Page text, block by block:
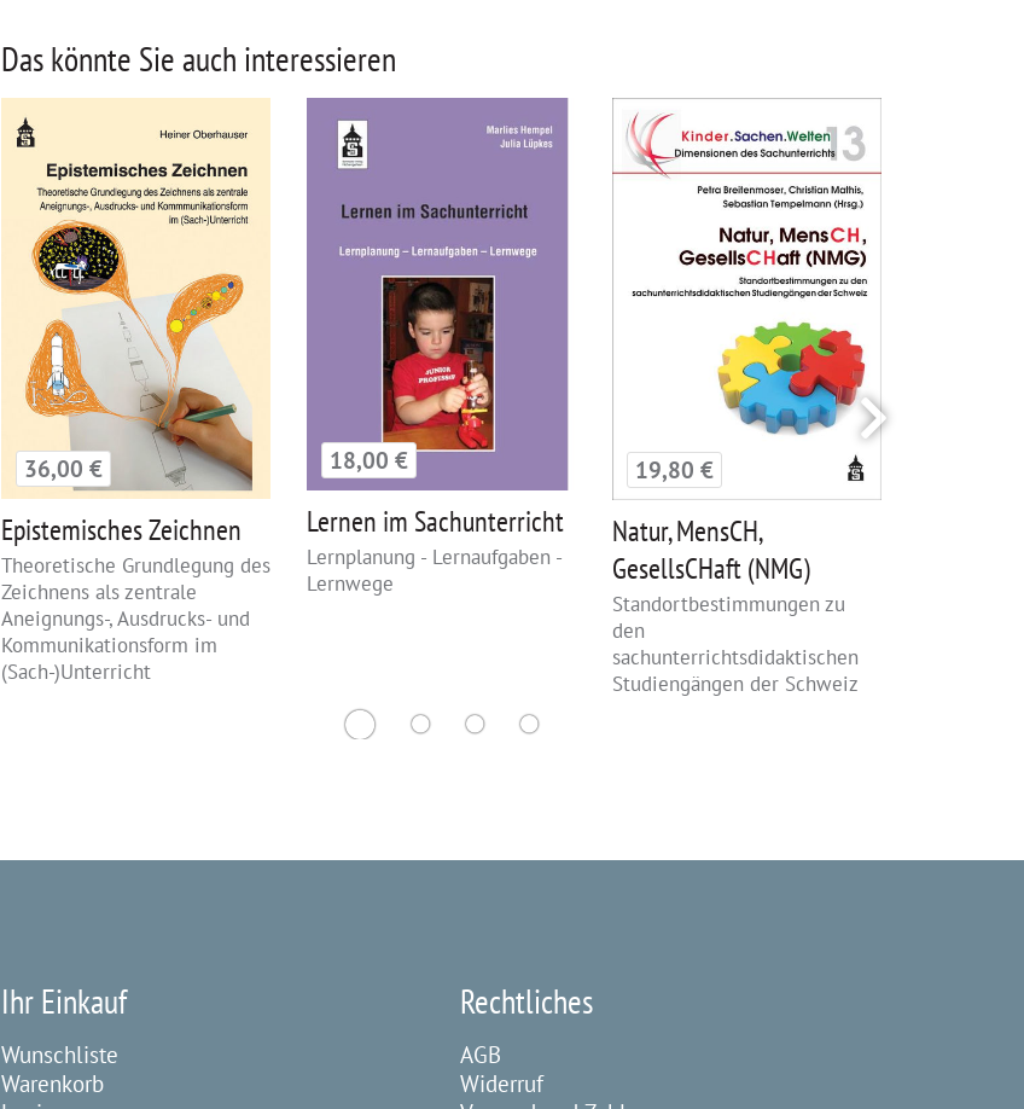
Das könnte Sie auch interessieren
36,00 €
Epistemisches Zeichnen
Theoretische Grundlegung des
Zeichnens als zentrale
Aneignungs-, Ausdrucks- und
Kommunikationsform im
(Sach-)Unterricht
18,00 €
Lernen im Sachunterricht
Lernplanung - Lernaufgaben -
Lernwege
19,80 €
Natur, MensCH,
GesellsCHaft (NMG)
Standortbestimmungen zu
den
sachunterrichtsdidaktischen
Studiengängen der Schweiz
Ihr Einkauf
Wunschliste
Warenkorb
Rechtliches
AGB
Widerruf